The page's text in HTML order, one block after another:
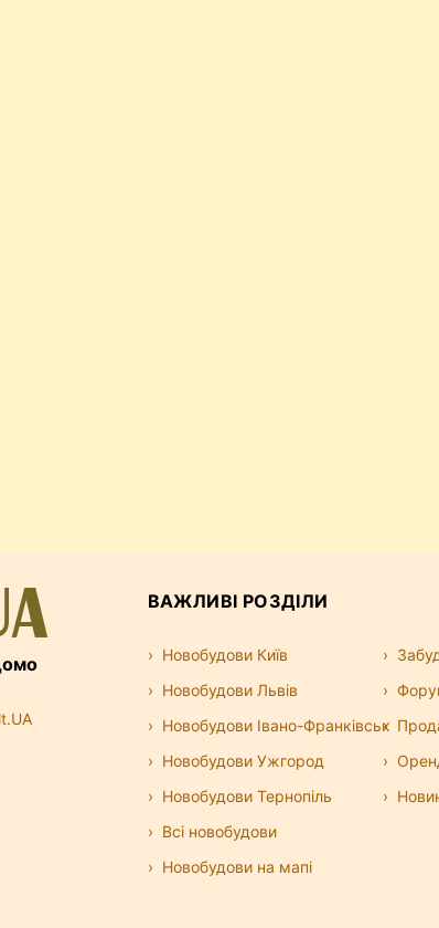
ВАЖЛИВІ РОЗДІЛИ
Новобудови Київ
Новобудови Львів
Новобудови Івано-Франківськ
Новобудови Ужгород
Новобудови Тернопіль
Всі новобудови
Новобудови на мапі